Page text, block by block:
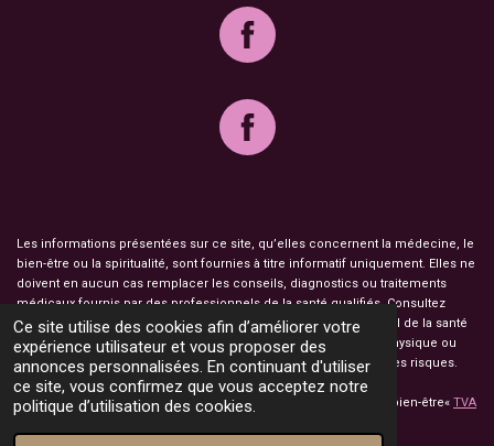
Ce site utilise des cookies afin d’améliorer votre
expérience utilisateur et vous proposer des
annonces personnalisées. En continuant d'utiliser
ce site, vous confirmez que vous acceptez notre
politique d’utilisation des cookies.
Les informations présentées sur ce site, qu’elles concernent la médecine, le
bien-être ou la spiritualité, sont fournies à titre informatif uniquement. Elles ne
doivent en aucun cas remplacer les conseils, diagnostics ou traitements
médicaux fournis par des professionnels de la santé qualifiés. Consultez
toujours un médecin, un psychologue ou un autre professionnel de la santé
pour toute question ou préoccupation concernant votre santé physique ou
mentale. L’utilisation des informations de ce site est à vos propres risques.
© 2023 Atelier Champ Fileux Orgonites, objets décoration et de bien-être« TVA